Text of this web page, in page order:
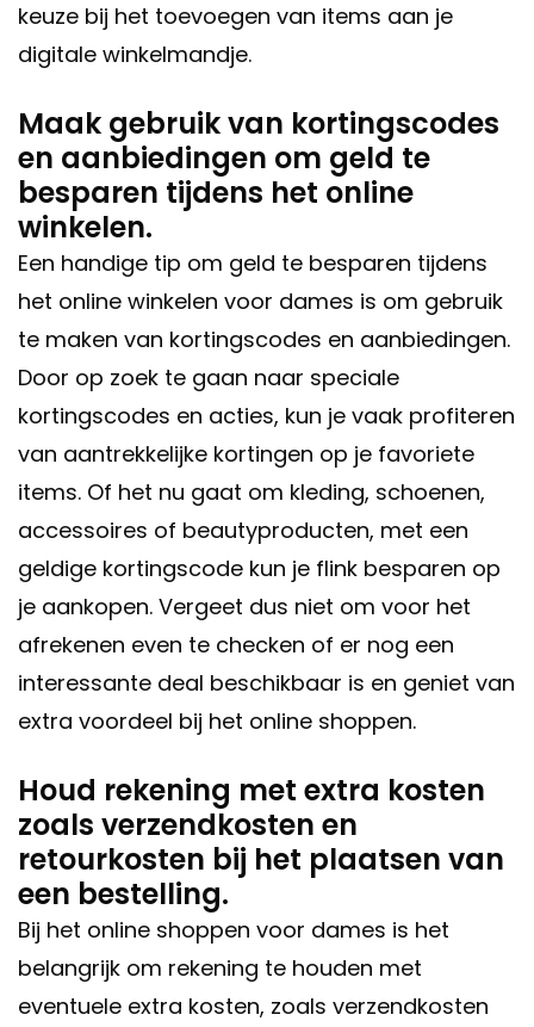
keuze bij het toevoegen van items aan je
digitale winkelmandje.
Maak gebruik van kortingscodes
en aanbiedingen om geld te
besparen tijdens het online
winkelen.
Een handige tip om geld te besparen tijdens
het online winkelen voor dames is om gebruik
te maken van kortingscodes en aanbiedingen.
Door op zoek te gaan naar speciale
kortingscodes en acties, kun je vaak profiteren
van aantrekkelijke kortingen op je favoriete
items. Of het nu gaat om kleding, schoenen,
accessoires of beautyproducten, met een
geldige kortingscode kun je flink besparen op
je aankopen. Vergeet dus niet om voor het
afrekenen even te checken of er nog een
interessante deal beschikbaar is en geniet van
extra voordeel bij het online shoppen.
Houd rekening met extra kosten
zoals verzendkosten en
retourkosten bij het plaatsen van
een bestelling.
Bij het online shoppen voor dames is het
belangrijk om rekening te houden met
eventuele extra kosten, zoals verzendkosten